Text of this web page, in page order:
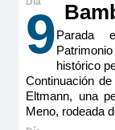
Pensión
Todo incluido
9Parada
histórico
Continuación
Eltmann, una
Meno, rodeada